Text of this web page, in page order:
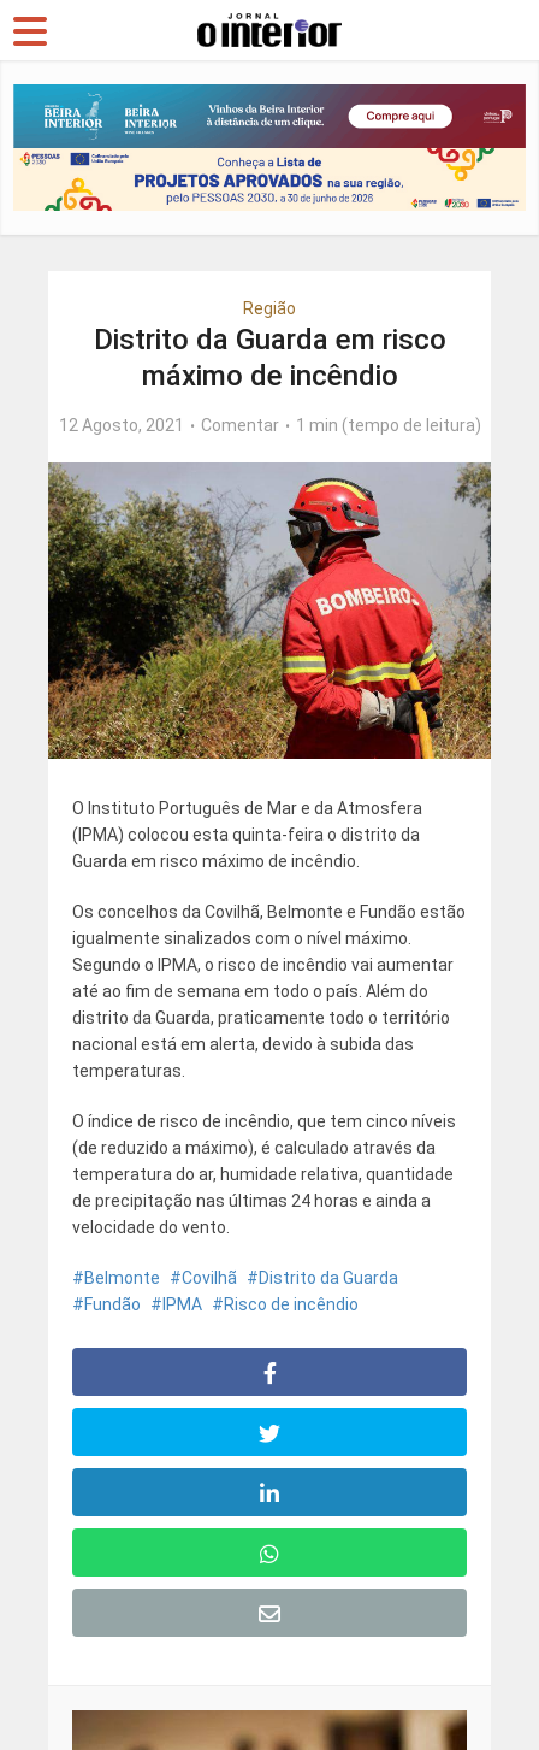
Região
Distrito da Guarda em risco
máximo de incêndio
12 Agosto, 2021 Comentar 1 min (tempo de leitura)
O Instituto Português de Mar e da Atmosfera
(IPMA) colocou esta quinta-feira o distrito da
Guarda em risco máximo de incêndio.
Os concelhos da Covilhã, Belmonte e Fundão estão
igualmente sinalizados com o nível máximo.
Segundo o IPMA, o risco de incêndio vai aumentar
até ao fim de semana em todo o país. Além do
distrito da Guarda, praticamente todo o território
nacional está em alerta, devido à subida das
temperaturas.
O índice de risco de incêndio, que tem cinco níveis
(de reduzido a máximo), é calculado através da
temperatura do ar, humidade relativa, quantidade
de precipitação nas últimas 24 horas e ainda a
velocidade do vento.
Belmonte Covilhã
Distrito da Guarda
Fundão
IPMA Risco de incêndio